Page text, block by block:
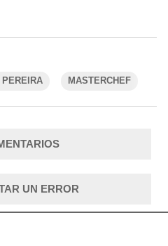
PEREIRA MASTERCHEF
UN ERROR